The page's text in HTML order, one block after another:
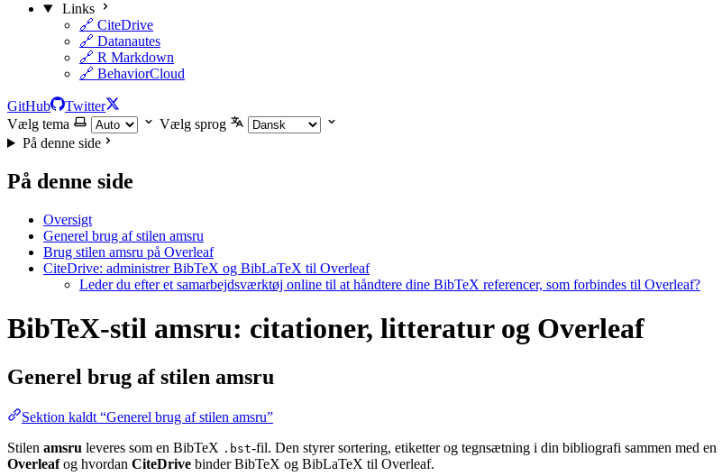
Links
🔗 CiteDrive
🔗 Datanautes
🔗 R Markdown
🔗 BehaviorCloud
GitHub
Twitter
Vælg tema
Vælg sprog
På denne side
På denne side
Oversigt
Generel brug af stilen amsru
Brug stilen amsru på Overleaf
CiteDrive: administrer BibTeX og BibLaTeX til Overleaf
Leder du efter et samarbejdsværktøj online til at håndtere dine BibTeX referencer, som forbindes til Overleaf?
BibTeX-stil amsru: citationer, litteratur og Overleaf
Generel brug af stilen amsru
Sektion kaldt “Generel brug af stilen amsru”
Stilen amsru leveres som en BibTeX .bst-fil. Den styrer sortering, etiketter og tegnsætning i din bibliografi sammen med en
Overleafog hvordan CiteDrive binder BibTeX og BibLaTeX til Overleaf.